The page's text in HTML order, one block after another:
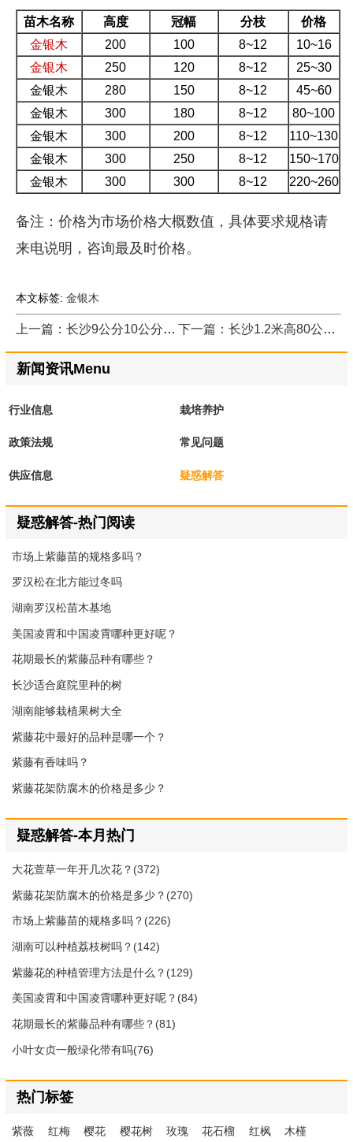
苗木名称 高度 冠幅 分枝
价格
金银木
200 100 8~12
10~16
金银木
250 120 8~12
25~30
金银木
280 150 8~12
45~60
金银木
300 180 8~12
80~100
金银木
300 200 8~12
110~130
金银木
300 250 8~12
150~170
金银木
300 300 8~12 220~260
备注：价格为市场价格大概数值，具体要求规格请
来电说明，咨询最及时价格。
本文标签: 金银木
上一篇：长沙9公分10公分白玉兰树价格 下一篇：长沙1.2米高80公分冠幅金银木价格
新闻资讯Menu
行业信息 栽培养护
政策法规 常见问题
供应信息 疑惑解答
疑惑解答-热门阅读
市场上紫藤苗的规格多吗？
罗汉松在北方能过冬吗
湖南罗汉松苗木基地
美国凌霄和中国凌霄哪种更好呢？
花期最长的紫藤品种有哪些？
长沙适合庭院里种的树
湖南能够栽植果树大全
紫藤花中最好的品种是哪一个？
紫藤有香味吗？
紫藤花架防腐木的价格是多少？
疑惑解答-本月热门
大花萱草一年开几次花？(372)
紫藤花架防腐木的价格是多少？(270)
市场上紫藤苗的规格多吗？(226)
湖南可以种植荔枝树吗？(142)
紫藤花的种植管理方法是什么？(129)
美国凌霄和中国凌霄哪种更好呢？(84)
花期最长的紫藤品种有哪些？(81)
小叶女贞一般绿化带有吗(76)
热门标签
紫薇 红梅 樱花 樱花树 玫瑰 花石榴 红枫
木槿